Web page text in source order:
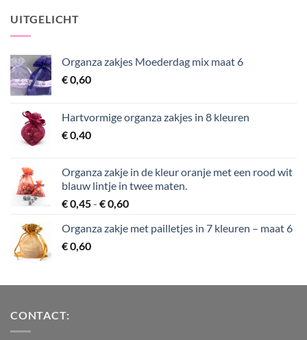
UITGELICHT
Organza zakjes Moederdag mix maat 6
€0,60
Hartvormige organza zakjes in 8 kleuren
€0,40
Organza zakje in de kleur oranje met een rood wit
blauw lintje in twee maten.
€0,45- €0,60Prijsklasse:
tot
Organza zakje met pailletjes in 7 kleuren – maat 6
€0,60
CONTACT: